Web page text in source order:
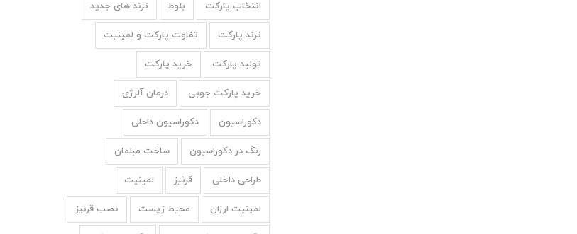
انتخاب پارکت بلوط ترند های جدید
ترند پارکت تفاوت پارکت و لمینیت
تولید پارکت خرید پارکت
خرید پارکت جوبی درمان آلرژی
دکوراسیون دکوراسیون داحلی
رنگ در دکوراسیون ساخت مبلمان
طراحی داخلی قرنیز لمینیت
لمینیت ارزان محیط زیست نصب قرنیز